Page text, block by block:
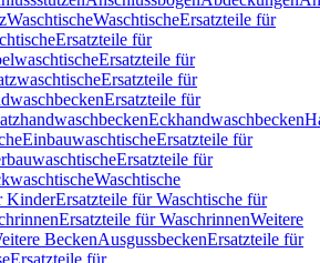
WaschtischeWaschtischeErsatzteile für
Ersatzteile für
Ersatzteile für
Ersatzteile für
Ersatzteile für
Eckhandwaschbecken
EinbauwaschtischeErsatzteile für
Ersatzteile für
Waschtische
KinderErsatzteile für Waschtische für
Ersatzteile für WaschrinnenWeitere
BeckenAusgussbeckenErsatzteile für
Ersatzteile für